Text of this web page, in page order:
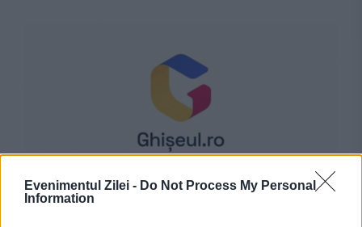
Evenimentul Zilei - Do Not Process My Personal
Information
POLITICA